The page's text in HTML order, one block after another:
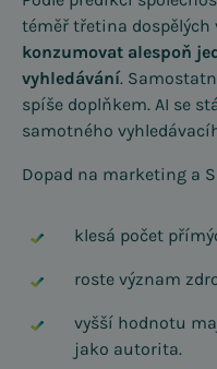
téměř třetina
konzumovat alespoň
vyhledávání.
spíše doplňkem. AI se
samotného
Dopad na marketing a
klesá počet
roste význam
vyšší hodnotu
jako autorita.